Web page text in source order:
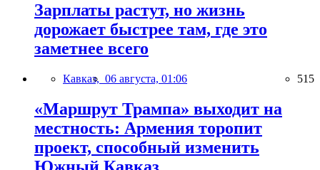
Зарплаты растут, но жизнь
дорожает быстрее там, где это
заметнее всего
Кавказ, 06 августа, 01:06 515
«Маршрут Трампа» выходит на
местность: Армения торопит
проект, способный изменить